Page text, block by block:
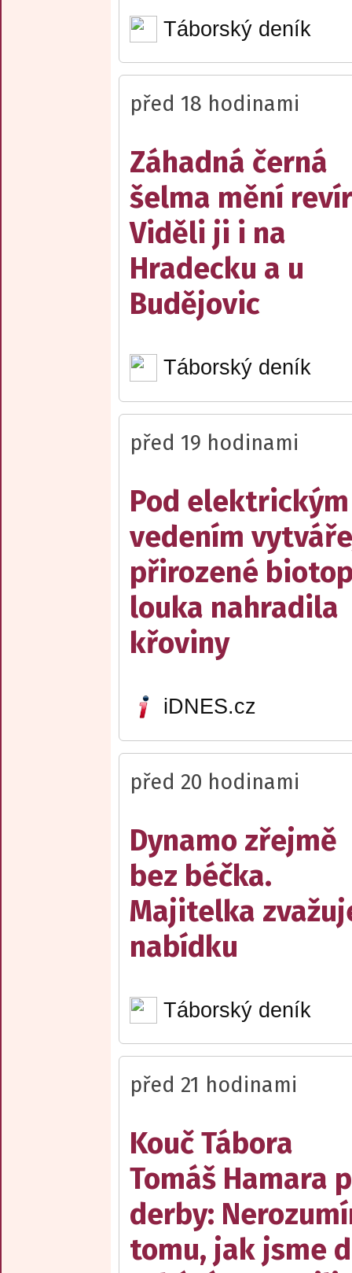
Táborský deník
před 18 hodinami
Záhadná černá
šelma mění
Viděli ji i na
Hradecku a u
Budějovic
Táborský deník
před 19 hodinami
Pod elektrickým
vedením
přirozené
louka nahradila
křoviny
iDNES.cz
před 20 hodinami
Dynamo zřejmě
bez béčka.
Majitelka
nabídku
Táborský deník
před 21 hodinami
Kouč Tábora
Tomáš Hamara
derby:
tomu, jak jsme